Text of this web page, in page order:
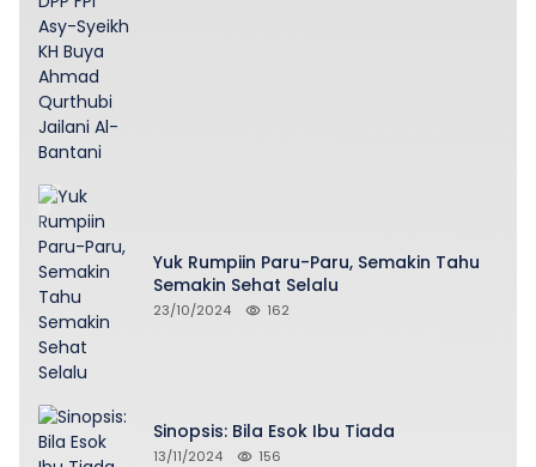
Yuk Rumpiin Paru-Paru, Semakin Tahu
Semakin Sehat Selalu
23/10/2024 162
Sinopsis: Bila Esok Ibu Tiada
13/11/2024 156